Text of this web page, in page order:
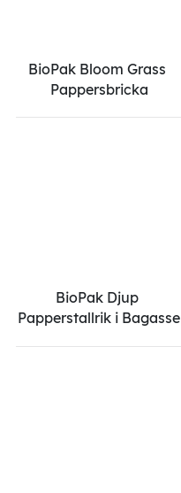
BioPak Bloom Grass
Pappersbricka
BioPak Djup
Papperstallrik i Bagasse